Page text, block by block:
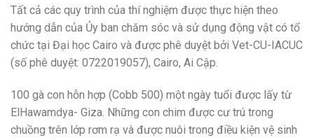
Tất cả các quy trình của thí nghiệm được thực hiện theo
hướng dẫn của Ủy ban chăm sóc và sử dụng động vật có tổ
chức tại Đại học Cairo và được phê duyệt bởi Vet-CU-IACUC
(số phê duyệt: 0722019057), Cairo, Ai Cập.
100 gà con hỗn hợp (Cobb 500) một ngày tuổi được lấy từ
ElHawamdya- Giza. Những con chim được cư trú trong
chuồng trên lớp rơm rạ và được nuôi trong điều kiện vệ sinh